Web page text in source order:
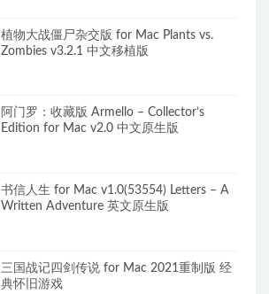
植物大战僵尸杂交版 for Mac Plants vs.
Zombies v3.2.1 中文移植版
阿门罗：收藏版 Armello – Collector’s
Edition for Mac v2.0 中文原生版
书信人生 for Mac v1.0(53554) Letters – A
Written Adventure 英文原生版
三国战记四剑传说 for Mac 2021重制版 经
典怀旧游戏